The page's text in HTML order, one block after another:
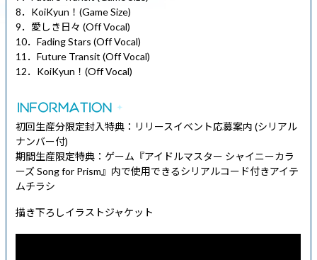
8．KoiKyun！(Game Size)
9．愛しき日々 (Off Vocal)
10．Fading Stars (Off Vocal)
11．Future Transit (Off Vocal)
12．KoiKyun！(Off Vocal)
初回生産分限定封入特典：リリースイベント応募案内 (シリアル
ナンバー付)
期間生産限定特典：ゲーム『アイドルマスター シャイニーカラ
ーズ Song for Prism』内で使用できるシリアルコード付きアイテ
ムチラシ
描き下ろしイラストジャケット